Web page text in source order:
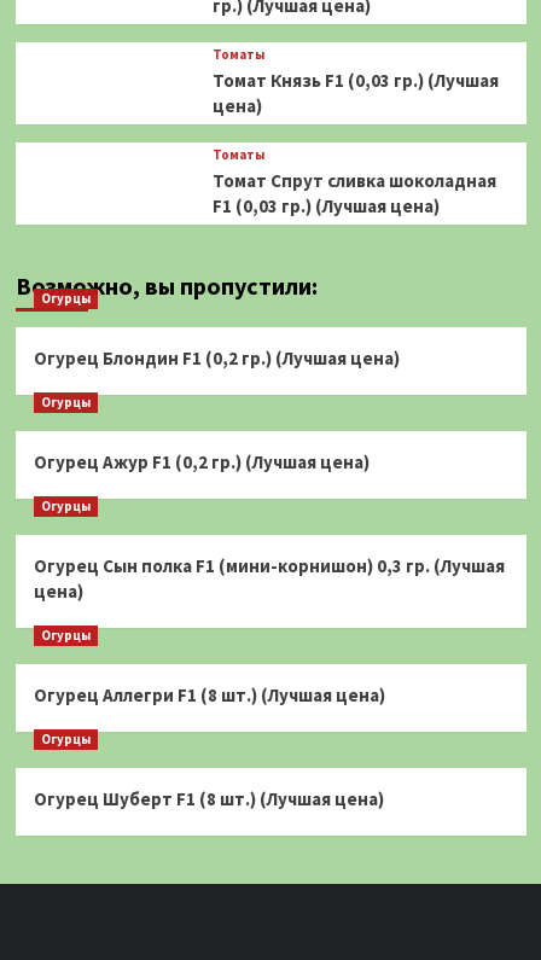
гр.) (Лучшая цена)
Томаты
Томат Князь F1 (0,03 гр.) (Лучшая
цена)
Томаты
Томат Спрут сливка шоколадная
F1 (0,03 гр.) (Лучшая цена)
Возможно, вы пропустили:
Огурцы
Огурец Блондин F1 (0,2 гр.) (Лучшая цена)
Огурцы
Огурец Ажур F1 (0,2 гр.) (Лучшая цена)
Огурцы
Огурец Сын полка F1 (мини-корнишон) 0,3 гр. (Лучшая
цена)
Огурцы
Огурец Аллегри F1 (8 шт.) (Лучшая цена)
Огурцы
Огурец Шуберт F1 (8 шт.) (Лучшая цена)